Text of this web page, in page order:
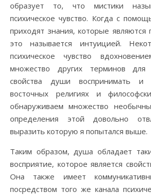
образует то, что мистики
психическое чувство. Когда с
приходят знания, которые являются
это называется интуицией.
психическое чувство
множество других терминов для
свойства души воспринимать и
восточных религиях и
обнаруживаем множество
определения этой довольно
выразить которую я попытался выше.
Таким образом, душа обладает
восприятие, которое является
Она также имеет
посредством того же канала